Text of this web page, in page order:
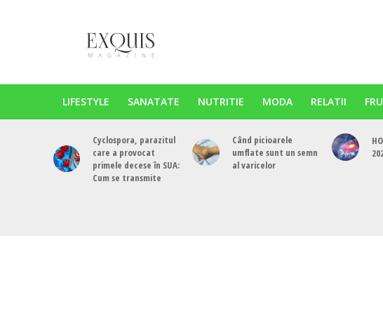
LIFESTYLE SANATATE NUTRITIE MODA RELATII
Cyclospora, parazitul
care a provocat
primele decese în SUA:
Cum se transmite
Când picioarele
umflate sunt un semn
al varicelor